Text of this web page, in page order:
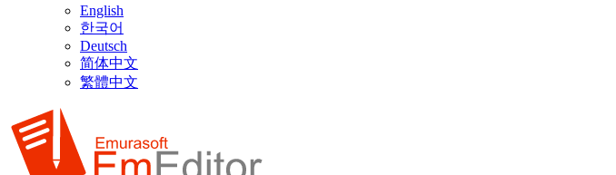
English
한국어
Deutsch
简体中文
繁體中文